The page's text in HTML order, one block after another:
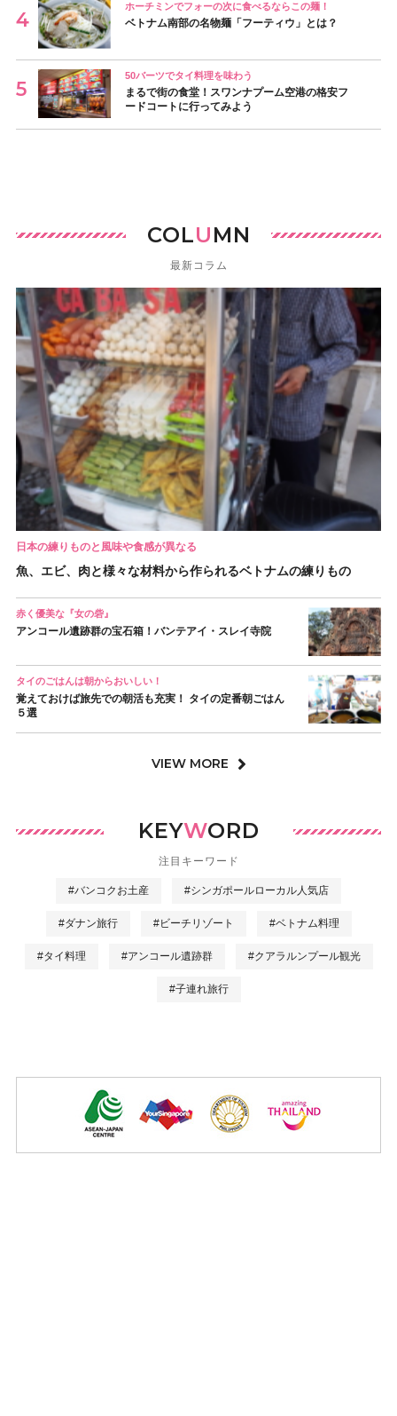
ホーチミンでフォーの次に食べるならこの麺！
ベトナム南部の名物麺「フーティウ」とは？
50バーツでタイ料理を味わう
まるで街の食堂！スワンナプーム空港の格安フ
ードコートに行ってみよう
COLUMN
最新コラム
日本の練りものと風味や食感が異なる
魚、エビ、肉と様々な材料から作られるベトナムの練りもの
赤く優美な『女の砦』
アンコール遺跡群の宝石箱！バンテアイ・スレイ寺院
タイのごはんは朝からおいしい！
覚えておけば旅先での朝活も充実！ タイの定番朝ごはん
５選
VIEW MORE
KEYWORD
注目キーワード
#バンコクお土産 #シンガポールローカル人気店
#ダナン旅行 #ビーチリゾート #ベトナム料理
#タイ料理 #アンコール遺跡群 #クアラルンプール観光
#子連れ旅行